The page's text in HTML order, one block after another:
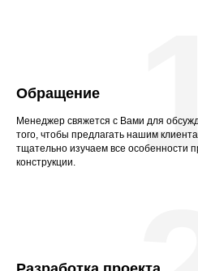
Обращение
Менеджер свяжется с Вами для
того, чтобы предлагать нашим
тщательно изучаем все особенности
конструкции.